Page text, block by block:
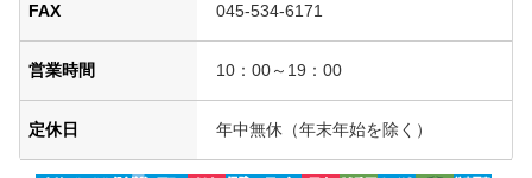
FAX 045-534-6171
営業時間 10：00～19：00
定休日 年中無休（年末年始を除く）